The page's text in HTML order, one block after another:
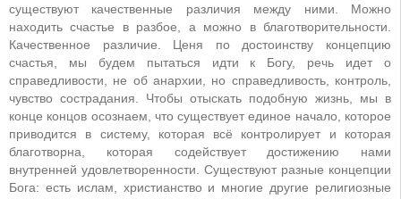
существуют качественные различия между ними. Можно
находить счастье в разбое, а можно в благотворительности.
Качественное различие. Ценя по достоинству концепцию
счастья, мы будем пытаться идти к Богу, речь идет о
справедливости, не об анархии, но справедливость, контроль,
чувство сострадания. Чтобы отыскать подобную жизнь, мы в
конце концов осознаем, что существует единое начало, которое
приводится в систему, которая всё контролирует и которая
благотворна, которая содействует достижению нами
внутренней удовлетворенности. Существуют разные концепции
Бога: есть ислам, христианство и многие другие религиозные